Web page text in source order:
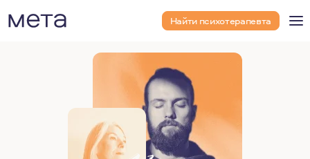
Найти психотерапевта